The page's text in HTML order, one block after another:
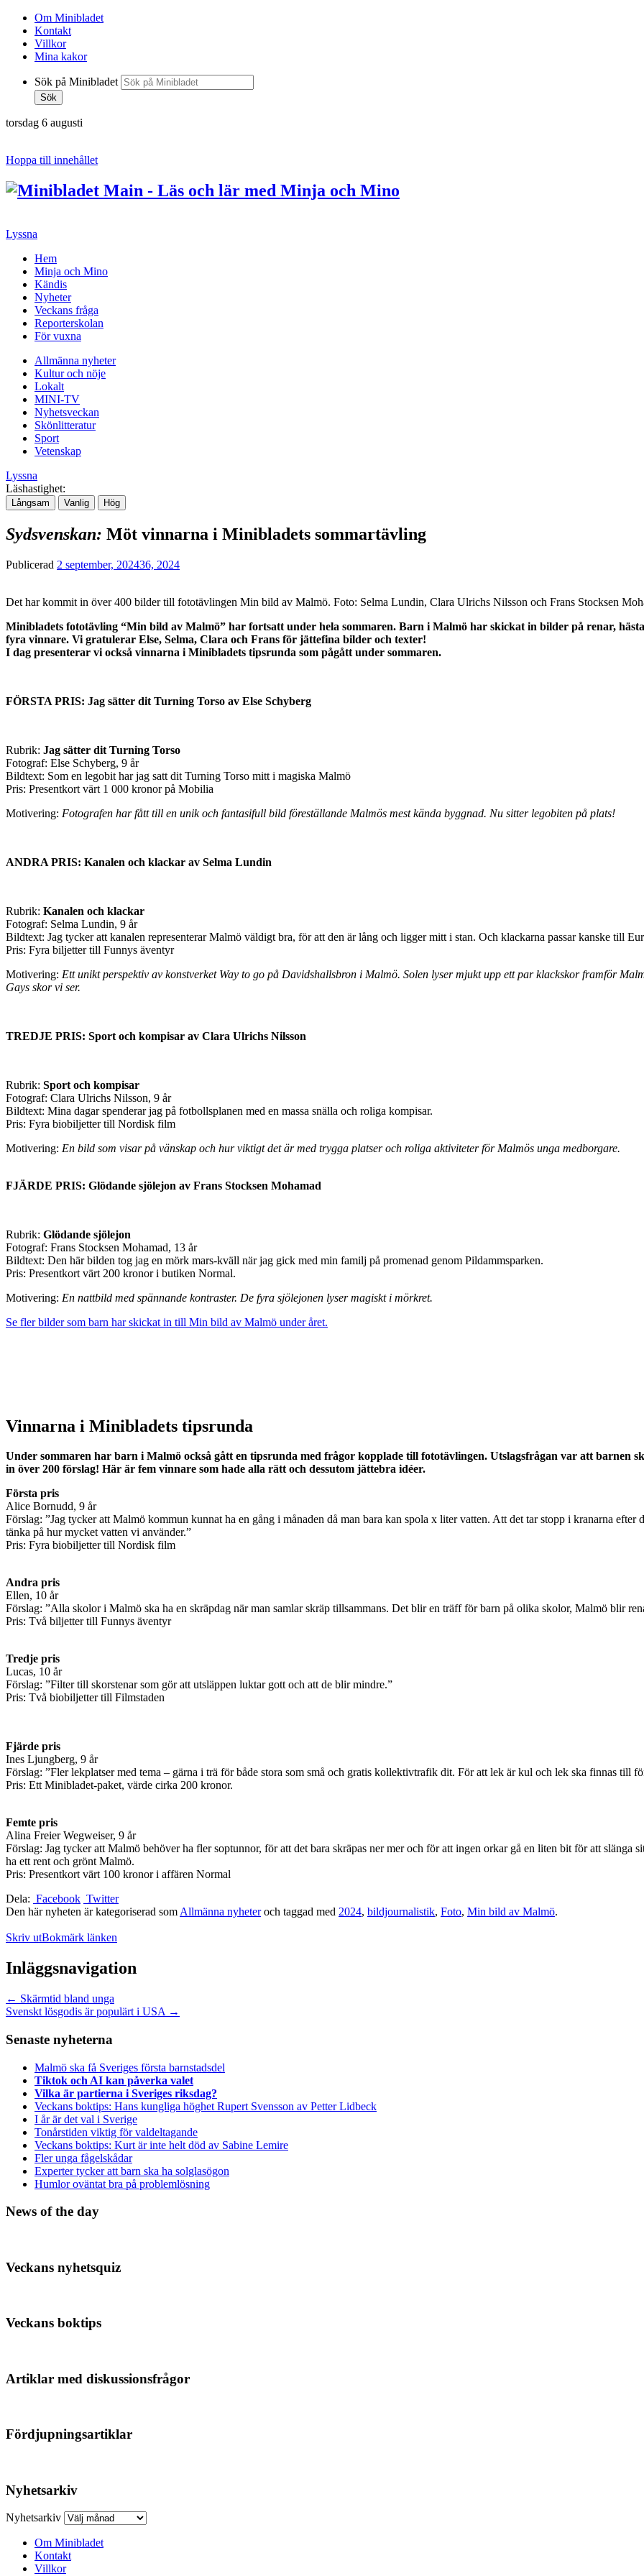
Om Minibladet
Kontakt
Villkor
Mina kakor
Sök på Minibladet
Sök
torsdag 6 augusti
Hoppa till innehållet
Lyssna
Hem
Minja och Mino
Kändis
Nyheter
Veckans fråga
Reporterskolan
För vuxna
Allmänna nyheter
Kultur och nöje
Lokalt
MINI-TV
Nyhetsveckan
Skönlitteratur
Sport
Vetenskap
Lyssna
Läshastighet:
Långsam Vanlig Hög
Sydsvenskan: Möt vinnarna i Minibladets sommartävling
Publicerad 2 september, 202436, 2024
Det har kommit in över 400 bilder till fototävlingen Min bild av Malmö. Foto: Selma Lundin, Clara Ulrichs Nilsson och Frans Stocksen
Minibladets fototävling “Min bild av Malmö” har fortsatt under hela sommaren. Barn i Malmö har skickat in bilder på renar,
fyra vinnare. Vi gratulerar Else, Selma, Clara och Frans för jättefina bilder och texter!
I dag presenterar vi också vinnarna i Minibladets tipsrunda som pågått under sommaren.
FÖRSTA PRIS: Jag sätter dit Turning Torso av Else Schyberg
Rubrik: Jag sätter dit Turning Torso
Fotograf: Else Schyberg, 9 år
Bildtext: Som en legobit har jag satt dit Turning Torso mitt i magiska Malmö
Pris: Presentkort värt 1 000 kronor på Mobilia
Motivering: Fotografen har fått till en unik och fantasifull bild föreställande Malmös mest kända byggnad. Nu sitter legobiten på plats!
ANDRA PRIS: Kanalen och klackar av Selma Lundin
Rubrik: Kanalen och klackar
Fotograf: Selma Lundin, 9 år
Bildtext: Jag tycker att kanalen representerar Malmö väldigt bra, för att den är lång och ligger mitt i stan. Och klackarna passar kanske till
Pris: Fyra biljetter till Funnys äventyr
Motivering: Ett unikt perspektiv av konstverket Way to go på Davidshallsbron i Malmö. Solen lyser mjukt upp ett par klackskor framför
Gays skor vi ser.
TREDJE PRIS: Sport och kompisar av Clara Ulrichs Nilsson
Rubrik: Sport och kompisar
Fotograf: Clara Ulrichs Nilsson, 9 år
Bildtext: Mina dagar spenderar jag på fotbollsplanen med en massa snälla och roliga kompisar.
Pris: Fyra biobiljetter till Nordisk film
Motivering: En bild som visar på vänskap och hur viktigt det är med trygga platser och roliga aktiviteter för Malmös unga medborgare.
FJÄRDE PRIS: Glödande sjölejon av Frans Stocksen Mohamad
Rubrik: Glödande sjölejon
Fotograf: Frans Stocksen Mohamad, 13 år
Bildtext: Den här bilden tog jag en mörk mars-kväll när jag gick med min familj på promenad genom Pildammsparken.
Pris: Presentkort värt 200 kronor i butiken Normal.
Motivering: En nattbild med spännande kontraster. De fyra sjölejonen lyser magiskt i mörkret.
Se fler bilder som barn har skickat in till Min bild av Malmö under året.
Vinnarna i Minibladets tipsrunda
Under sommaren har barn i Malmö också gått en tipsrunda med frågor kopplade till fototävlingen. Utslagsfrågan var att barnen
in över 200 förslag! Här är fem vinnare som hade alla rätt och dessutom jättebra idéer.
Första pris
Alice Bornudd, 9 år
Förslag: ”Jag tycker att Malmö kommun kunnat ha en gång i månaden då man bara kan spola x liter vatten. Att det tar stopp i kranarna
tänka på hur mycket vatten vi använder.”
Pris: Fyra biobiljetter till Nordisk film
Andra pris
Ellen, 10 år
Förslag: ”Alla skolor i Malmö ska ha en skräpdag när man samlar skräp tillsammans. Det blir en träff för barn på olika skolor, Malmö blir
Pris: Två biljetter till Funnys äventyr
Tredje pris
Lucas, 10 år
Förslag: ”Filter till skorstenar som gör att utsläppen luktar gott och att de blir mindre.”
Pris: Två biobiljetter till Filmstaden
Fjärde pris
Ines Ljungberg, 9 år
Förslag: ”Fler lekplatser med tema – gärna i trä för både stora som små och gratis kollektivtrafik dit. För att lek är kul och lek ska finnas till
Pris: Ett Minibladet-paket, värde cirka 200 kronor.
Femte pris
Alina Freier Wegweiser, 9 år
Förslag: Jag tycker att Malmö behöver ha fler soptunnor, för att det bara skräpas ner mer och för att ingen orkar gå en liten bit för att
ha ett rent och grönt Malmö.
Pris: Presentkort värt 100 kronor i affären Normal
Dela: Facebook Twitter
Den här nyheten är kategoriserad somAllmänna nyheteroch taggad med 2024, bildjournalistik, Foto, Min bild av Malmö.
Skriv utBokmärk länken
Inläggsnavigation
← Skärmtid bland unga
Svenskt lösgodis är populärt i USA →
Senaste nyheterna
Malmö ska få Sveriges första barnstadsdel
Tiktok och AI kan påverka valet
Vilka är partierna i Sveriges riksdag?
Veckans boktips: Hans kungliga höghet Rupert Svensson av Petter Lidbeck
I år är det val i Sverige
Tonårstiden viktig för valdeltagande
Veckans boktips: Kurt är inte helt död av Sabine Lemire
Fler unga fågelskådar
Experter tycker att barn ska ha solglasögon
Humlor oväntat bra på problemlösning
News of the day
Veckans nyhetsquiz
Veckans boktips
Artiklar med diskussionsfrågor
Fördjupningsartiklar
Nyhetsarkiv
Nyhetsarkiv
Om Minibladet
Kontakt
Villkor